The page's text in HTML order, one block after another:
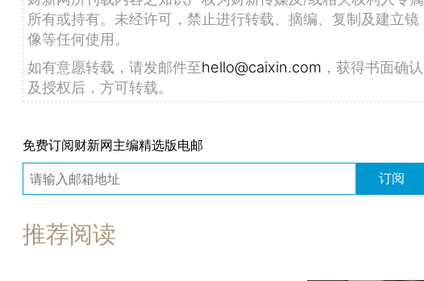
所有或持有。未经许可，禁止进行转载、摘编、复制及建立镜
像等任何使用。
如有意愿转载，请发邮件至hello@caixin.com ，获得书面确认
及授权后，方可转载。
免费订阅财新网主编精选版电邮
订阅
推荐阅读